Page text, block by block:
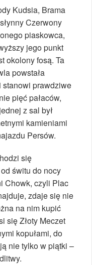
Kudsia, Brama
Czerwony
piaskowca,
jego punkt
okolony fosą. Ta
powstała
stanowi prawdziwe
pięć pałaców,
z sal był
kamieniami
Persów.
się
świtu do nocy
Chowk, czyli Plac
zdaje się nie
na nim kupić
się Złoty Meczet
kopułami, do
nie tylko w piątki –